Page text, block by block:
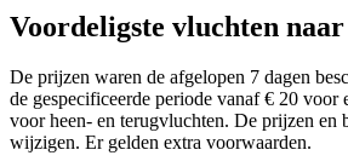
Voordeligste vluchten
De prijzen waren de afgelopen 7 dagen
de gespecificeerde periode vanaf € 20 voor
voor heen- en terugvluchten. De prijzen en
wijzigen. Er gelden extra voorwaarden.